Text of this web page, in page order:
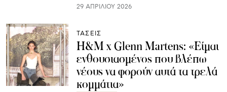
29 ΑΠΡΙΛΊΟΥ 2026
ΤΑΣΕΙΣ
H&M x Glenn Martens: «Είμαι
ενθουσιασμένος που βλέπω
νέους να φορούν αυτά τα τρελά
κομμάτια»